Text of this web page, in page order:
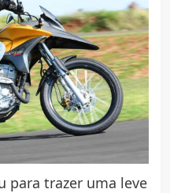
para trazer uma leve